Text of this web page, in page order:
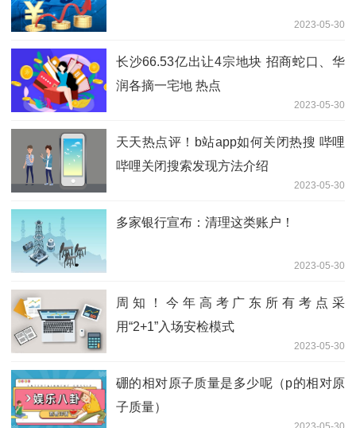
2023-05-30
长沙66.53亿出让4宗地块 招商蛇口、华
润各摘一宅地 热点
2023-05-30
天天热点评！b站app如何关闭热搜 哔哩
哔哩关闭搜索发现方法介绍
2023-05-30
多家银行宣布：清理这类账户！
2023-05-30
周知！今年高考广东所有考点采
用“2+1”入场安检模式
2023-05-30
硼的相对原子质量是多少呢（p的相对原
子质量）